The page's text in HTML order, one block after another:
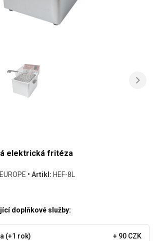
elektrická fritéza
• Artikl: HEF-8L
doplňkové služby:
(+1 rok) + 90 CZK